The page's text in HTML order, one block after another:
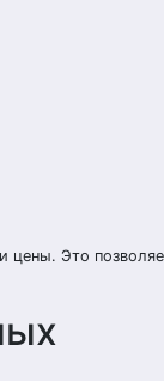
цены. Это